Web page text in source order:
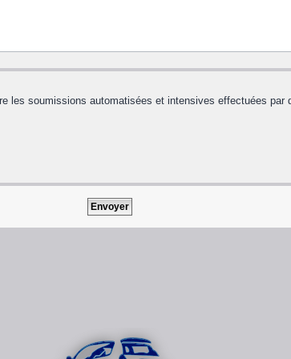
les soumissions automatisées et intensives effectuées par